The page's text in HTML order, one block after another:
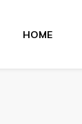
HOME